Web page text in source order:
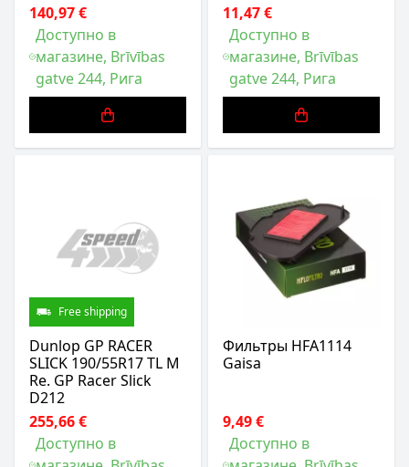
140,97 €
Доступно в
магазине, Brīvības
gatve 244, Рига
11,47 €
Доступно в
магазине, Brīvības
gatve 244, Рига
Free shipping
Dunlop GP RACER
SLICK 190/55R17 TL M
Re. GP Racer Slick
D212
255,66 €
Доступно в
Фильтры HFA1114
Gaisa
9,49 €
Доступно в